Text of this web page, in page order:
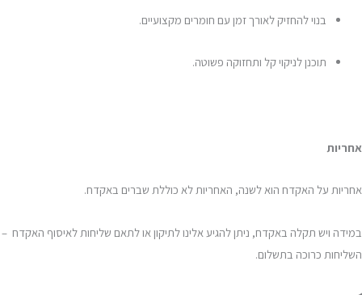
בנוי להחזיק לאורך זמן עם חומרים מקצועיים.
תוכנן לניקוי קל ותחזוקה פשוטה.
אחריות
אחריות על האקדח הוא לשנה, האחריות לא כוללת שברים באקדח.
במידה ויש תקלה באקדח, ניתן להגיע אלינו לתיקון או לתאם שליחות לאיסוף האקדח –
השליחות כרוכה בתשלום.